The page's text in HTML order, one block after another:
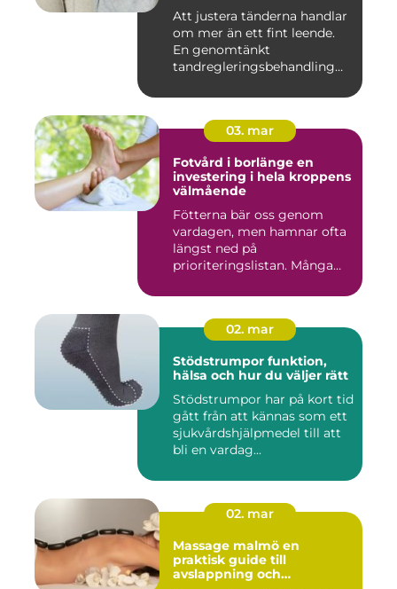
Att justera tänderna handlar
om mer än ett fint leende.
En genomtänkt
tandregleringsbehandling
03. mar
Fotvård i borlänge en
investering i hela kroppens
välmående
Fötterna bär oss genom
vardagen, men hamnar ofta
längst ned på
prioriteringslistan. Många
02. mar
Stödstrumpor funktion,
hälsa och hur du väljer rätt
Stödstrumpor har på kort tid
gått från att kännas som ett
sjukvårdshjälpmedel till att
bli en vardag...
02. mar
Massage malmö en
praktisk guide till
avslappning och